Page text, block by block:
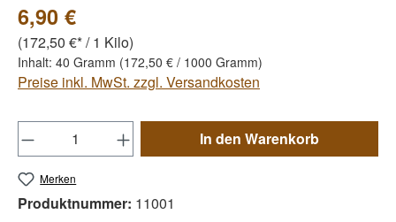
6,90 €
(172,50 €* / 1 Kilo)
Inhalt: 40 Gramm (172,50 € / 1000 Gramm)
Preise inkl. MwSt. zzgl. Versandkosten
Produkt Anzahl: Gib den gewünschten
In den Warenkorb
Merken
Produktnummer: 11001